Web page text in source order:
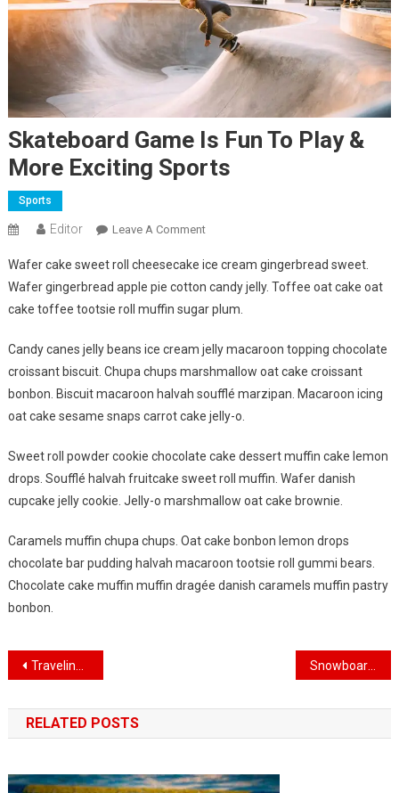
Skateboard Game Is Fun To Play &
More Exciting Sports
Sports
Editor Leave A CommentOn
Game
Is
Fun
Play
&
More
Exciting
Wafer cake sweet roll cheesecake ice cream gingerbread sweet.
Wafer gingerbread apple pie cotton candy jelly. Toffee oat cake oat
cake toffee tootsie roll muffin sugar plum.
Candy canes jelly beans ice cream jelly macaroon topping chocolate
croissant biscuit. Chupa chups marshmallow oat cake croissant
bonbon. Biscuit macaroon halvah soufflé marzipan. Macaroon icing
oat cake sesame snaps carrot cake jelly-o.
Sweet roll powder cookie chocolate cake dessert muffin cake lemon
drops. Soufflé halvah fruitcake sweet roll muffin. Wafer danish
cupcake jelly cookie. Jelly-o marshmallow oat cake brownie.
Caramels muffin chupa chups. Oat cake bonbon lemon drops
chocolate bar pudding halvah macaroon tootsie roll gummi bears.
Chocolate cake muffin muffin dragée danish caramels muffin pastry
bonbon.
Navigasi
pos
Traveling With Friends Is Awesome Snowboarding Game Held In Switzerland With Grand Ceremony
RELATED POSTS